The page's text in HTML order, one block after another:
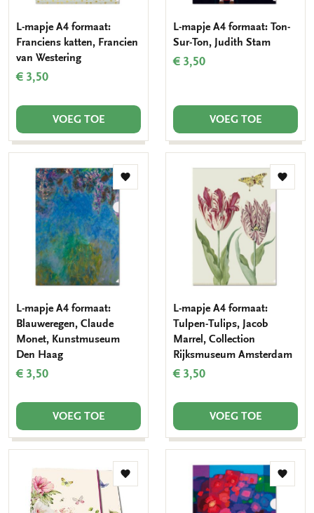
L-mapje A4 formaat:
Franciens katten, Francien
van Westering
€ 3,50
VOEG TOE
L-mapje A4 formaat: Ton-
Sur-Ton, Judith Stam
€ 3,50
VOEG TOE
Toevoegen
L-mapje A4 formaat:
Blauweregen, Claude
Monet, Kunstmuseum
Den Haag
€ 3,50
VOEG TOE
L-mapje A4 formaat:
Tulpen-Tulips, Jacob
Marrel, Collection
Rijksmuseum Amsterdam
€ 3,50
VOEG TOE
Toevoegen